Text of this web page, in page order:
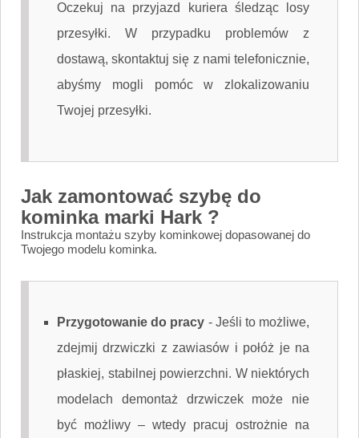
Oczekuj na przyjazd kuriera śledząc losy
przesyłki. W przypadku problemów z
dostawą, skontaktuj się z nami telefonicznie,
abyśmy mogli pomóc w zlokalizowaniu
Twojej przesyłki.
Jak zamontować szybę do
kominka marki Hark ?
Instrukcja montażu szyby kominkowej dopasowanej do
Twojego modelu kominka.
Przygotowanie do pracy - Jeśli to możliwe,
zdejmij drzwiczki z zawiasów i połóż je na
płaskiej, stabilnej powierzchni. W niektórych
modelach demontaż drzwiczek może nie
być możliwy – wtedy pracuj ostrożnie na